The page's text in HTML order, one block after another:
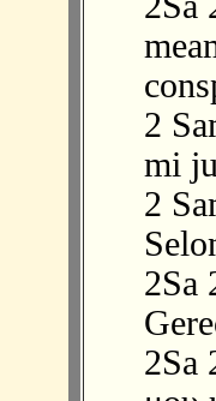
2
mi
2
2Sa
2Sa